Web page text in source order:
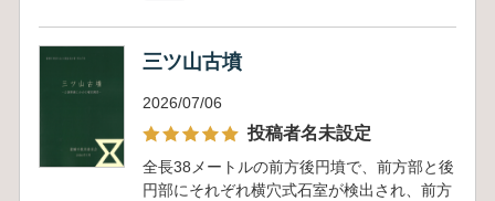
三ツ山古墳
2026/07/06
投稿者名未設定
全長38メートルの前方後円墳で、前方部と後
円部にそれぞれ横穴式石室が検出され、前方